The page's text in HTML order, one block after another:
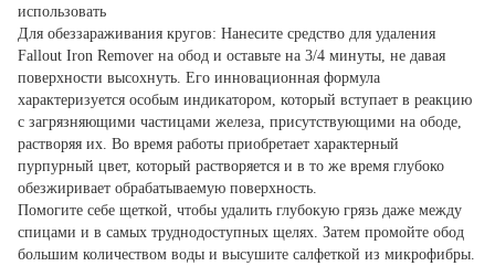
использовать
Для обеззараживания кругов: Нанесите средство для удаления
Fallout Iron Remover на обод и оставьте на 3/4 минуты, не давая
поверхности высохнуть. Его инновационная формула
характеризуется особым индикатором, который вступает в реакцию
с загрязняющими частицами железа, присутствующими на ободе,
растворяя их. Во время работы приобретает характерный
пурпурный цвет, который растворяется и в то же время глубоко
обезжиривает обрабатываемую поверхность.
Помогите себе щеткой, чтобы удалить глубокую грязь даже между
спицами и в самых труднодоступных щелях. Затем промойте обод
большим количеством воды и высушите салфеткой из микрофибры.